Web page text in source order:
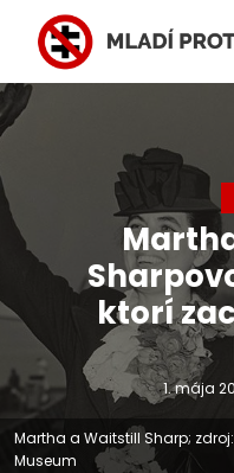
Martha a Waitstill Sharp;
Museum
ktorí
1. mája